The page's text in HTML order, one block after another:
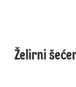
Želirni